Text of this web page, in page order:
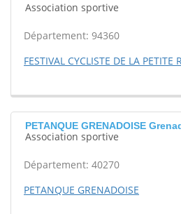
Association sportive
Département: 94360
FESTIVAL CYCLISTE DE LA PETITE
PETANQUE GRENADOISE
Association sportive
Département: 40270
PETANQUE GRENADOISE